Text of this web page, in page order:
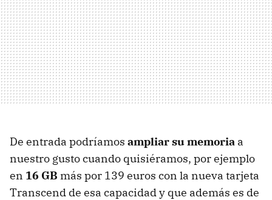
De entrada podríamos ampliar su memoria a
nuestro gusto cuando quisiéramos, por ejemplo
en 16 GB más por 139 euros con la nueva tarjeta
Transcend de esa capacidad y que además es de